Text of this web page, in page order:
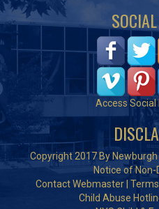
Access
Copyright 2017 By
Notice of
Contact Webmaster
Child Abuse